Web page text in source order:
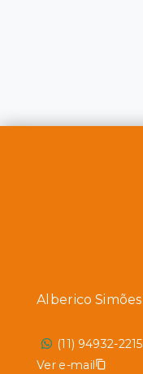
Alberico Simões
(11) 94932-2215
Ver e-mail